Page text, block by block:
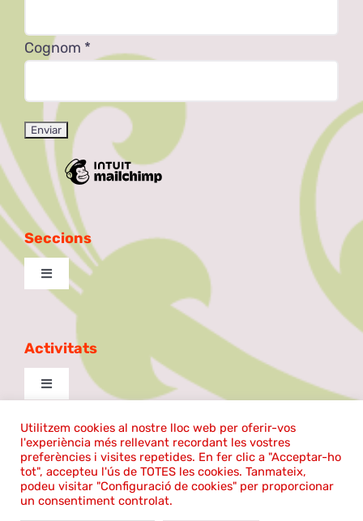
Cognom *
Seccions
Toggle
Navigation
Excursionista
Taula de Debat
La Patilla
Ball de plaça
Activitats
Toggle
Navigation
cantem
Aula de Teatre
©2025 | El Coro Sentmenat | Tots els drets reservats |
Política de cookies|Avís legal
Utilitzem cookies al nostre lloc web per oferir-vos
l'experiència més rellevant recordant les vostres
preferències i visites repetides. En fer clic a "Acceptar-ho
tot", accepteu l'ús de TOTES les cookies. Tanmateix,
podeu visitar "Configuració de cookies" per proporcionar
un consentiment controlat.